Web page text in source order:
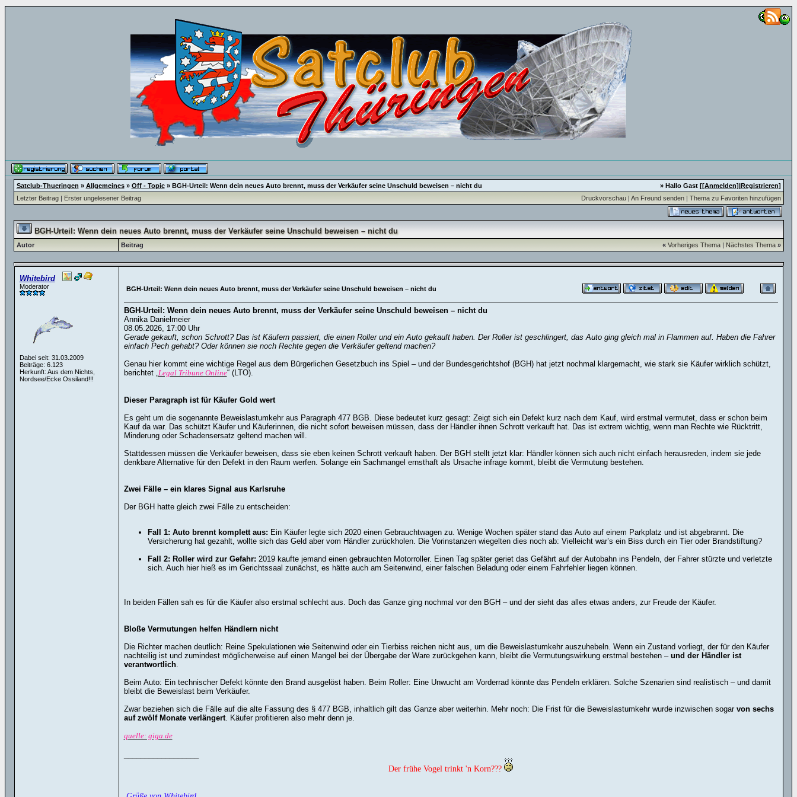
Satclub-Thueringen » Allgemeines» Off - Topic» BGH-Urteil: Wenn dein neues Auto brennt, muss der Verkäufer seine Unschuld beweisen – nicht du » Hallo Gast [[Anmelden]|Registrieren]
Letzter Beitrag| Erster ungelesener Beitrag Druckvorschau| An Freund senden| Thema zu Favoriten hinzufügen
BGH-Urteil: Wenn dein neues Auto brennt, muss der Verkäufer seine Unschuld beweisen – nicht du
Autor Beitrag « Vorheriges Thema| Nächstes Thema »
Whitebird
Moderator
Dabei seit: 31.03.2009
Beiträge: 6.123
Herkunft: Aus dem Nichts,
Nordsee/Ecke Ossiland!!!
BGH-Urteil: Wenn dein neues Auto brennt, muss der Verkäufer seine Unschuld beweisen – nicht du
BGH-Urteil: Wenn dein neues Auto brennt, muss der Verkäufer seine Unschuld beweisen – nicht du
Annika Danielmeier
08.05.2026, 17:00 Uhr
Gerade gekauft, schon Schrott? Das ist Käufern passiert, die einen Roller und ein Auto gekauft haben. Der Roller ist geschlingert, das Auto ging gleich mal in Flammen auf. Haben die Fahrer
einfach Pech gehabt? Oder können sie noch Rechte gegen die Verkäufer geltend machen?
Genau hier kommt eine wichtige Regel aus dem Bürgerlichen Gesetzbuch ins Spiel – und der Bundesgerichtshof (BGH) hat jetzt nochmal klargemacht, wie stark sie Käufer wirklich schützt,
berichtet „Legal Tribune Online“ (LTO).
Dieser Paragraph ist für Käufer Gold wert
Es geht um die sogenannte Beweislastumkehr aus Paragraph 477 BGB. Diese bedeutet kurz gesagt: Zeigt sich ein Defekt kurz nach dem Kauf, wird erstmal vermutet, dass er schon beim
Kauf da war. Das schützt Käufer und Käuferinnen, die nicht sofort beweisen müssen, dass der Händler ihnen Schrott verkauft hat. Das ist extrem wichtig, wenn man Rechte wie Rücktritt,
Minderung oder Schadensersatz geltend machen will.
Stattdessen müssen die Verkäufer beweisen, dass sie eben keinen Schrott verkauft haben. Der BGH stellt jetzt klar: Händler können sich auch nicht einfach herausreden, indem sie jede
denkbare Alternative für den Defekt in den Raum werfen. Solange ein Sachmangel ernsthaft als Ursache infrage kommt, bleibt die Vermutung bestehen.
Zwei Fälle – ein klares Signal aus Karlsruhe
Der BGH hatte gleich zwei Fälle zu entscheiden:
Fall 1: Auto brennt komplett aus: Ein Käufer legte sich 2020 einen Gebrauchtwagen zu. Wenige Wochen später stand das Auto auf einem Parkplatz und ist abgebrannt. Die
Versicherung hat gezahlt, wollte sich das Geld aber vom Händler zurückholen. Die Vorinstanzen wiegelten dies noch ab: Vielleicht war’s ein Biss durch ein Tier oder Brandstiftung?
Fall 2: Roller wird zur Gefahr: 2019 kaufte jemand einen gebrauchten Motorroller. Einen Tag später geriet das Gefährt auf der Autobahn ins Pendeln, der Fahrer stürzte und verletzte
sich. Auch hier hieß es im Gerichtssaal zunächst, es hätte auch am Seitenwind, einer falschen Beladung oder einem Fahrfehler liegen können.
In beiden Fällen sah es für die Käufer also erstmal schlecht aus. Doch das Ganze ging nochmal vor den BGH – und der sieht das alles etwas anders, zur Freude der Käufer.
Bloße Vermutungen helfen Händlern nicht
Die Richter machen deutlich: Reine Spekulationen wie Seitenwind oder ein Tierbiss reichen nicht aus, um die Beweislastumkehr auszuhebeln. Wenn ein Zustand vorliegt, der für den Käufer
nachteilig ist und zumindest möglicherweise auf einen Mangel bei der Übergabe der Ware zurückgehen kann, bleibt die Vermutungswirkung erstmal bestehen – und der Händler ist
verantwortlich.
Beim Auto: Ein technischer Defekt könnte den Brand ausgelöst haben. Beim Roller: Eine Unwucht am Vorderrad könnte das Pendeln erklären. Solche Szenarien sind realistisch – und damit
bleibt die Beweislast beim Verkäufer.
Zwar beziehen sich die Fälle auf die alte Fassung des § 477 BGB, inhaltlich gilt das Ganze aber weiterhin. Mehr noch: Die Frist für die Beweislastumkehr wurde inzwischen sogar von sechs
auf zwölf Monate verlängert. Käufer profitieren also mehr denn je.
quelle: giga.de
Der frühe Vogel trinkt 'n Korn???